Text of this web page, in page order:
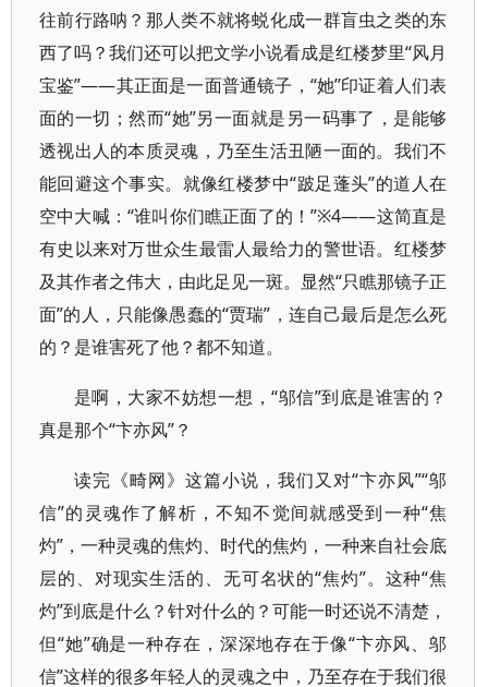
往前行路呐？那人类不就将蜕化成一群盲虫之类的东
西了吗？我们还可以把文学小说看成是红楼梦里“风月
宝鉴”——其正面是一面普通镜子，“她”印证着人们表
面的一切；然而“她”另一面就是另一码事了，是能够
透视出人的本质灵魂，乃至生活丑陋一面的。我们不
能回避这个事实。就像红楼梦中“跛足蓬头”的道人在
空中大喊：“谁叫你们瞧正面了的！”※4——这简直是
有史以来对万世众生最雷人最给力的警世语。红楼梦
及其作者之伟大，由此足见一斑。显然“只瞧那镜子正
面”的人，只能像愚蠢的“贾瑞”，连自己最后是怎么死
的？是谁害死了他？都不知道。
是啊，大家不妨想一想，“邬信”到底是谁害的？
真是那个“卞亦风”？
读完《畸网》这篇小说，我们又对“卞亦风”“邬
信”的灵魂作了解析，不知不觉间就感受到一种“焦
灼”，一种灵魂的焦灼、时代的焦灼，一种来自社会底
层的、对现实生活的、无可名状的“焦灼”。这种“焦
灼”到底是什么？针对什么的？可能一时还说不清楚，
但“她”确是一种存在，深深地存在于像“卞亦风、邬
信”这样的很多年轻人的灵魂之中，乃至存在于我们很